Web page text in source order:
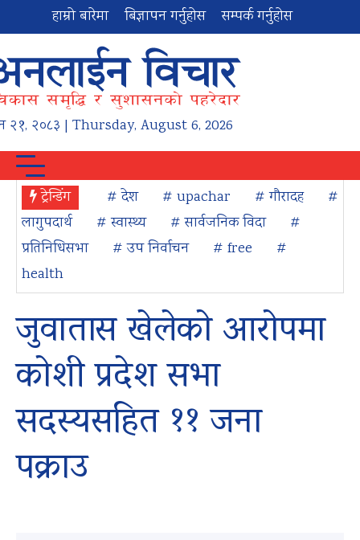
हाम्रो बारेमा बिज्ञापन गर्नुहोस सम्पर्क गर्नुहोस
२१, २०८३ | Thursday, August 6, 2026
ट्रेन्डिंग # देश # upachar # गौरादह
#
लागुपदार्थ
# स्वास्थ्य # सार्वजनिक विदा
#
प्रतिनिधिसभा
# उप निर्वाचन # free
#
health
जुवातास खेलेको आरोपमा
कोशी प्रदेश सभा
सदस्यसहित ११ जना
पक्राउ